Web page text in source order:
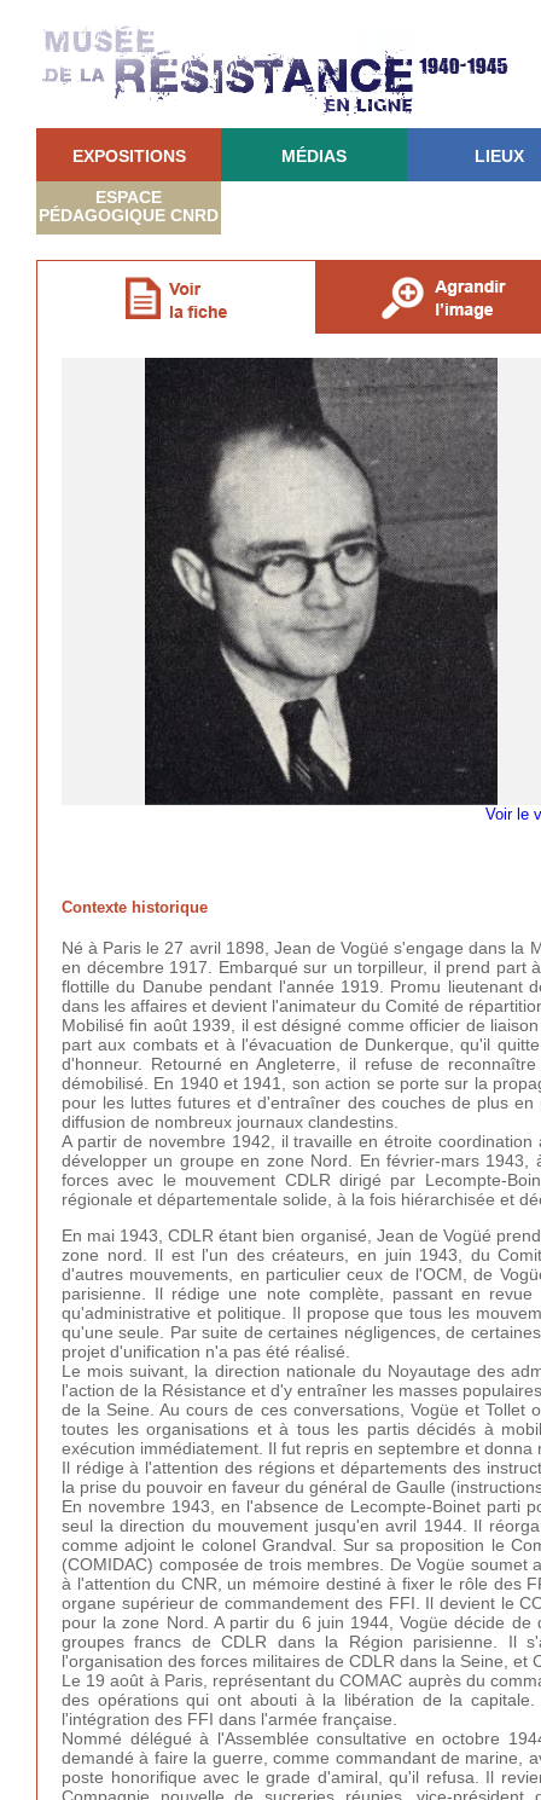
EXPOSITIONS MÉDIAS LIEUX
ESPACE
PÉDAGOGIQUE CNRD
Voir le
Contexte historique
Né à Paris le 27 avril 1898, Jean de Vogüé s'engage dans la
en décembre 1917. Embarqué sur un torpilleur, il prend part
flottille du Danube pendant l'année 1919. Promu
dans les affaires et devient l'animateur du Comité de
Mobilisé fin août 1939, il est désigné comme officier de
part aux combats et à l'évacuation de Dunkerque, qu'il
d'honneur. Retourné en Angleterre, il refuse de
démobilisé. En 1940 et 1941, son action se porte sur la
pour les luttes futures et d'entraîner des couches de plus
diffusion de nombreux journaux clandestins.
A partir de novembre 1942, il travaille en étroite
développer un groupe en zone Nord. En février-mars
forces avec le mouvement CDLR dirigé par Lecompte-
régionale et départementale solide, à la fois hiérarchisée et
En mai 1943, CDLR étant bien organisé, Jean de Vogüé
zone nord. Il est l'un des créateurs, en juin 1943, du
d'autres mouvements, en particulier ceux de l'OCM, de
parisienne. Il rédige une note complète, passant en
qu'administrative et politique. Il propose que tous les
qu'une seule. Par suite de certaines négligences, de
projet d'unification n'a pas été réalisé.
Le mois suivant, la direction nationale du Noyautage des
l'action de la Résistance et d'y entraîner les masses
de la Seine. Au cours de ces conversations, Vogüe et
toutes les organisations et à tous les partis décidés à
exécution immédiatement. Il fut repris en septembre et donna
Il rédige à l'attention des régions et départements des
la prise du pouvoir en faveur du général de Gaulle
En novembre 1943, en l'absence de Lecompte-Boinet parti
seul la direction du mouvement jusqu'en avril 1944. Il
comme adjoint le colonel Grandval. Sur sa proposition le
(COMIDAC) composée de trois membres. De Vogüe
à l'attention du CNR, un mémoire destiné à fixer le rôle des
organe supérieur de commandement des FFI. Il devient le
pour la zone Nord. A partir du 6 juin 1944, Vogüe décide
groupes francs de CDLR dans la Région parisienne. Il
l'organisation des forces militaires de CDLR dans la Seine,
Le 19 août à Paris, représentant du COMAC auprès du
des opérations qui ont abouti à la libération de la
l'intégration des FFI dans l'armée française.
Nommé délégué à l'Assemblée consultative en octobre
demandé à faire la guerre, comme commandant de marine,
poste honorifique avec le grade d'amiral, qu'il refusa. Il
Compagnie nouvelle de sucreries réunies, vice-